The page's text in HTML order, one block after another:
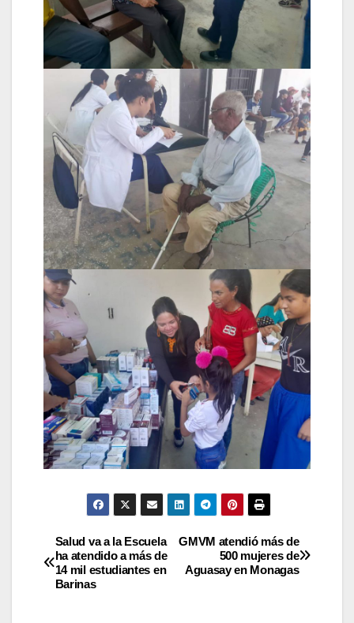
GMVM atendió más de
500 mujeres de
Aguasay en Monagas
Salud va a la Escuela
ha atendido a más de
14 mil estudiantes en
Barinas